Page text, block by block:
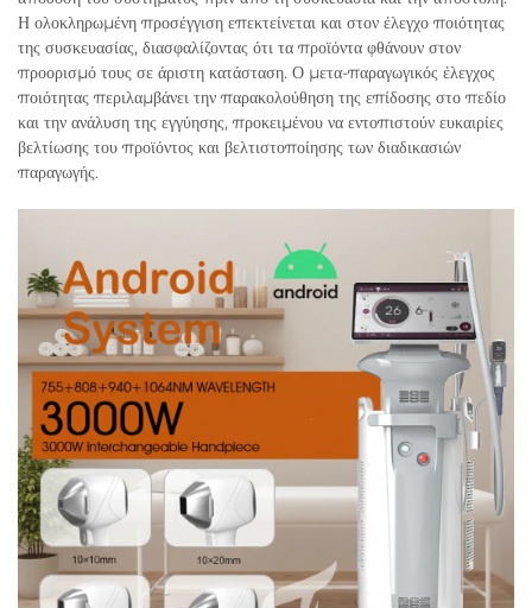
Η ολοκληρωμένη προσέγγιση επεκτείνεται και στον έλεγχο ποιότητας
της συσκευασίας, διασφαλίζοντας ότι τα προϊόντα φθάνουν στον
προορισμό τους σε άριστη κατάσταση. Ο μετα-παραγωγικός έλεγχος
ποιότητας περιλαμβάνει την παρακολούθηση της επίδοσης στο πεδίο
και την ανάλυση της εγγύησης, προκειμένου να εντοπιστούν ευκαιρίες
βελτίωσης του προϊόντος και βελτιστοποίησης των διαδικασιών
παραγωγής.